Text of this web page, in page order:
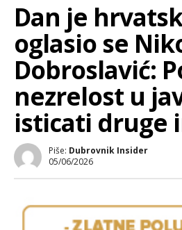
Dan je
oglasio se
Dobroslavić:
nezrelost u
isticati druge
Piše: Dubrovnik Insider
05/06/2026